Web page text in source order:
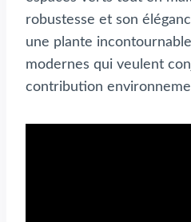
robustesse et son
une plante
modernes qui veulent
contribution